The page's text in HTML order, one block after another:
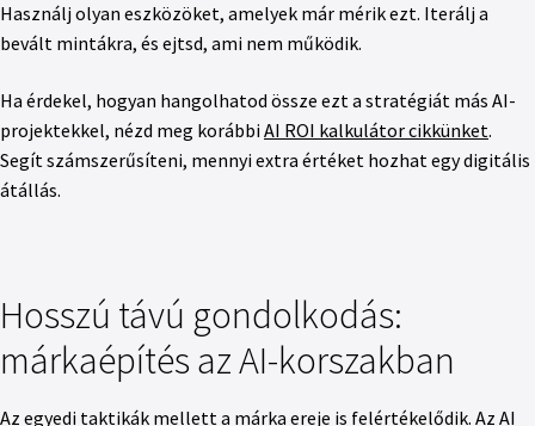
Használj olyan eszközöket, amelyek már mérik ezt. Iterálj a
bevált mintákra, és ejtsd, ami nem működik.
Ha érdekel, hogyan hangolhatod össze ezt a stratégiát más AI-
projektekkel, nézd meg korábbiAI ROI kalkulátor cikkünket.
Segít számszerűsíteni, mennyi extra értéket hozhat egy digitális
átállás.
Hosszú távú gondolkodás:
márkaépítés az AI-korszakban
Az egyedi taktikák mellett a márka ereje is felértékelődik. Az AI